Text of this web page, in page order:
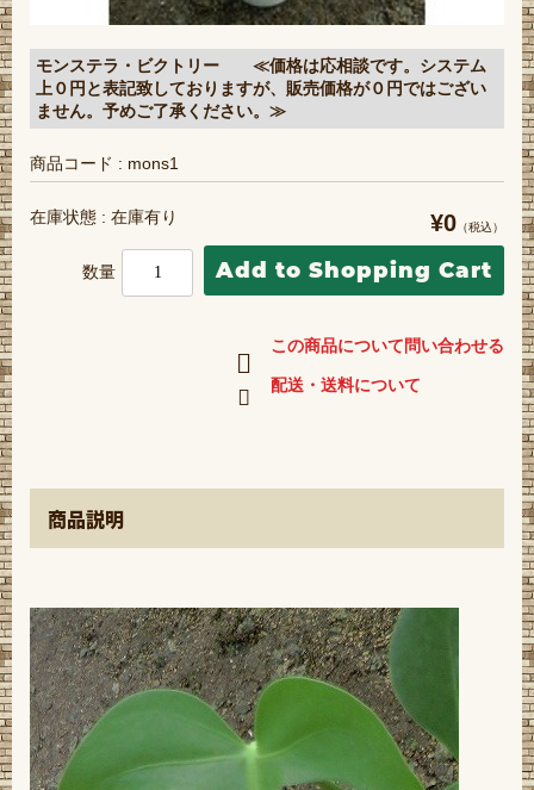
モンステラ・ビクトリー ≪価格は応相談です。システム
上０円と表記致しておりますが、販売価格が０円ではござい
ません。予めご了承ください。≫
商品コード : mons1
在庫状態 : 在庫有り ¥0 （税込）
数量
この商品について問い合わせる
配送・送料について
商品説明